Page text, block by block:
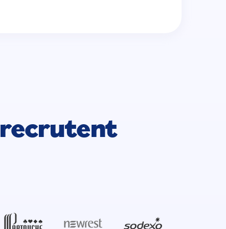
recrutent